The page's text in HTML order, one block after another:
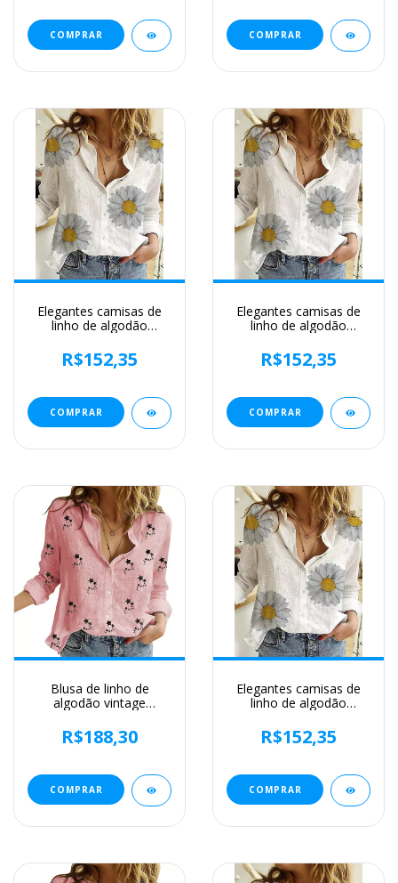
outono e inverno, 2021
COMPRAR
solta tops túnica blusas
COMPRAR
Elegantes camisas de
linho de algodão
botão blusas de lapela
camisas primavera
solta tops túnica blusas
R$152,35
COMPRAR
Elegantes camisas de
linho de algodão
botão blusas de lapela
camisas primavera
solta tops túnica blusas
R$152,35
COMPRAR
Blusa de linho de
algodão vintage
comprida, tops
femininos de qualidade,
R$188,30
COMPRAR
Elegantes camisas de
linho de algodão
botão blusas de lapela
camisas primavera
solta tops túnica blusas
R$152,35
COMPRAR